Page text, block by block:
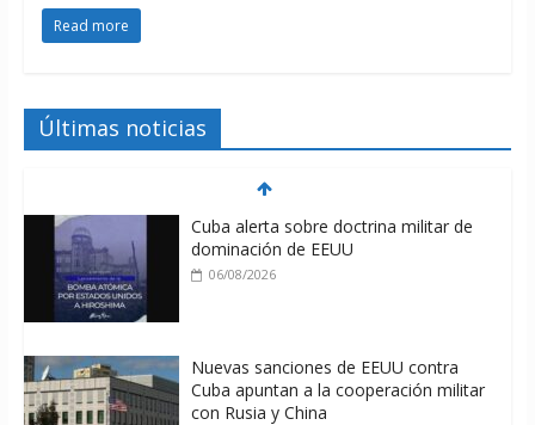
Read more
Últimas noticias
Cuba alerta sobre doctrina militar de
dominación de EEUU
06/08/2026
Nuevas sanciones de EEUU contra
Cuba apuntan a la cooperación militar
con Rusia y China